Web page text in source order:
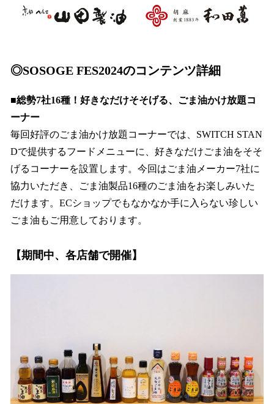
◎SOSOGE FES2024のコンテンツ詳細
■総勢7社16種！好きなだけそそげる、ごま油かけ放題コ
ーナー
毎回好評のごま油かけ放題コーナーでは、SWITCH STAN
Dで提供するフードメニューに、好きなだけごま油をそそ
げるコーナーを設置します。今回はごま油メーカー7社に
協力いただき、ごま油製品16種のごま油をお楽しみいた
だけます。ECショップでもなかなか手に入らない珍しい
ごま油もご用意しております。
【期間中、各店舗で開催】